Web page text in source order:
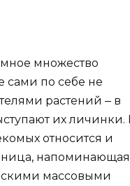
множество
сами по себе не
растений ‒ в
их личинки.
относится и
массовыми